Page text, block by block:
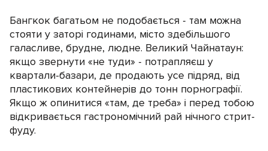
Бангкок багатьом не подобається - там можна
стояти у заторі годинами, місто здебільшого
галасливе, брудне, людне. Великий Чайнатаун:
якщо звернути «не туди» - потрапляєш у
квартали-базари, де продають усе підряд, від
пластикових контейнерів до тонн порнографії.
Якщо ж опинитися «там, де треба» і перед тобою
відкривається гастрономічний рай нічного стрит-
фуду.